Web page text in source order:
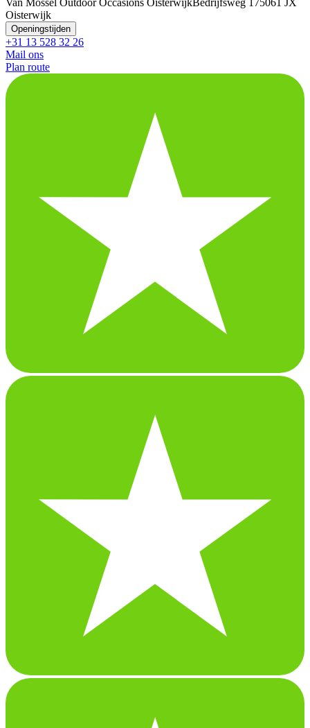
Van Mossel Outdoor Occasions OisterwijkBedrijfsweg 175061 JX
Oisterwijk
Openingstijden
+31 13 528 32 26
Mail ons
Plan route